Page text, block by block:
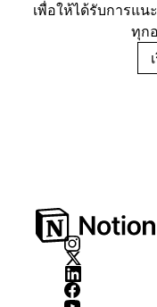
เพื่อให้ได้รับการแ
ทุก